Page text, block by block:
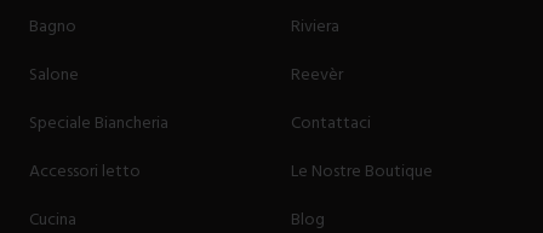
Bagno
Salone
Speciale Biancheria
Accessori letto
Cucina
Riviera
Reevèr
Contattaci
Le Nostre Boutique
Blog